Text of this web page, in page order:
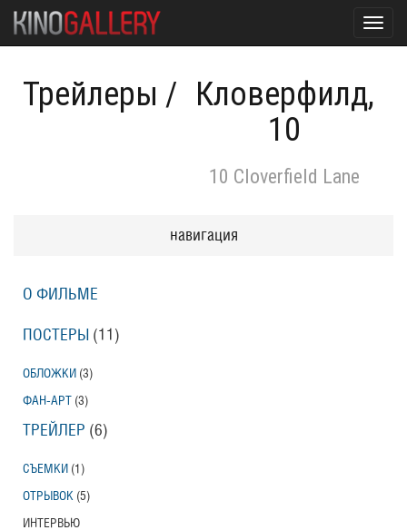
Трейлеры / Кловерфилд,
10
10 Cloverfield Lane
навигация
О ФИЛЬМЕ
ПОСТЕРЫ (11)
ОБЛОЖКИ (3)
ФАН-АРТ (3)
ТРЕЙЛЕР (6)
СЪЕМКИ (1)
ОТРЫВОК (5)
ИНТЕРВЬЮ